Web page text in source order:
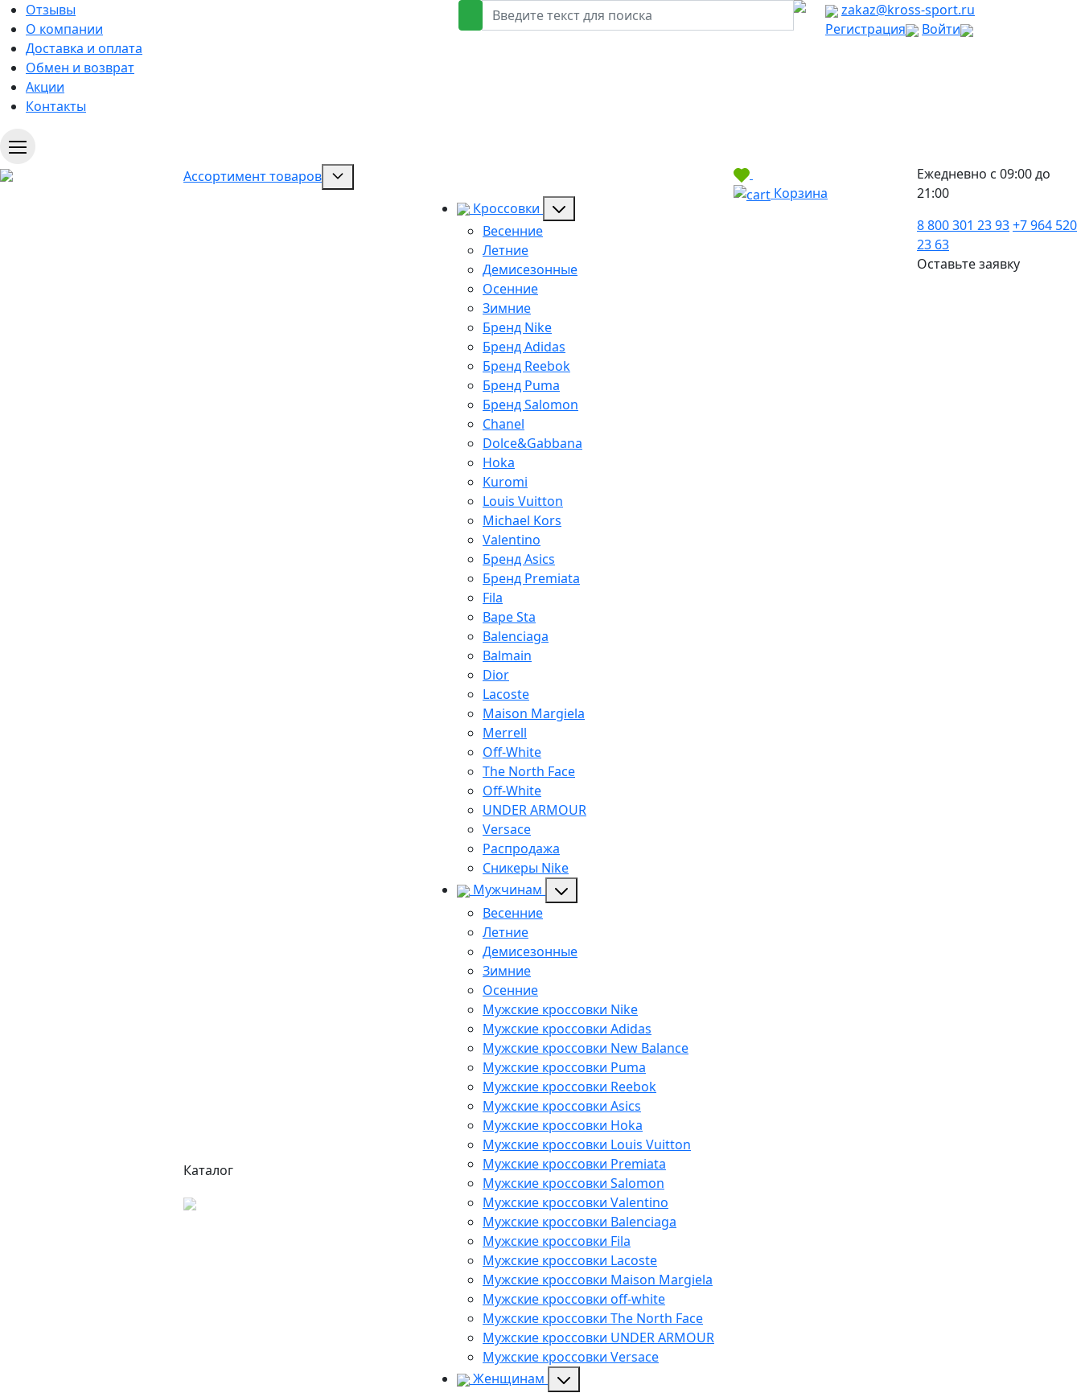
Отзывы
О компании
Доставка и оплата
Обмен и возврат
Акции
Контакты
zakaz@kross-sport.ru
Регистрация
Войти
Ассортимент товаров
Каталог
Кроссовки
Весенние
Летние
Демисезонные
Осенние
Зимние
Бренд Nike
Бренд Adidas
Бренд Reebok
Бренд Puma
Бренд Salomon
Chanel
Dolce&Gabbana
Hoka
Kuromi
Louis Vuitton
Michael Kors
Valentino
Бренд Asics
Бренд Premiata
Fila
Bape Sta
Balenciaga
Balmain
Dior
Lacoste
Maison Margiela
Merrell
Off-White
The North Face
Off-White
UNDER ARMOUR
Versace
Распродажа
Сникеры Nike
Мужчинам
Весенние
Летние
Демисезонные
Зимние
Осенние
Мужские кроссовки Nike
Мужские кроссовки Adidas
Мужские кроссовки New Balance
Мужские кроссовки Puma
Мужские кроссовки Reebok
Мужские кроссовки Asics
Мужские кроссовки Hoka
Мужские кроссовки Louis Vuitton
Мужские кроссовки Premiata
Мужские кроссовки Salomon
Мужские кроссовки Valentino
Мужские кроссовки Balenciaga
Мужские кроссовки Fila
Мужские кроссовки Lacoste
Мужские кроссовки Maison Margiela
Мужские кроссовки off-white
Мужские кроссовки The North Face
Мужские кроссовки UNDER ARMOUR
Мужские кроссовки Versace
Женщинам
Корзина
Ежедневно с 09:00 до
21:00
8 800 301 23 93+7 964 520
23 63
Оставьте заявку